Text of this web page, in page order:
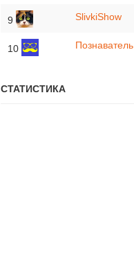
9 SlivkiShow
10 Познаватель
СТАТИСТИКА